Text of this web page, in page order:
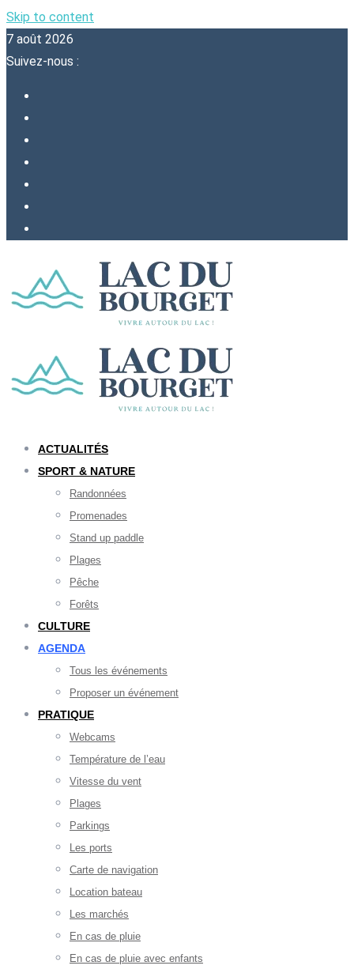
Skip to content
7 août 2026
Suivez-nous :
ACTUALITÉS
SPORT & NATURE
Randonnées
Promenades
Stand up paddle
Plages
Pêche
Forêts
CULTURE
AGENDA
Tous les événements
Proposer un événement
PRATIQUE
Webcams
Température de l’eau
Vitesse du vent
Plages
Parkings
Les ports
Carte de navigation
Location bateau
Les marchés
En cas de pluie
En cas de pluie avec enfants